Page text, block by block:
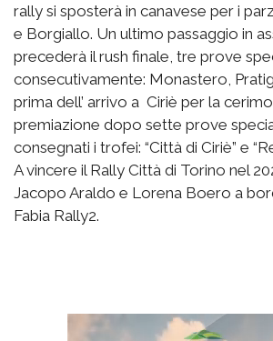
rally si sposterà in canavese per i
e Borgiallo. Un ultimo passaggio in
precederà il rush finale, tre prove
consecutivamente: Monastero,
prima dell’ arrivo a Ciriè per la
premiazione dopo sette prove
consegnati i trofei: “Città di Ciriè” e
A vincere il Rally Città di Torino nel
Jacopo Araldo e Lorena Boero a
Fabia Rally2.